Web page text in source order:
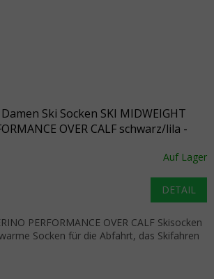
Damen Ski Socken SKI MIDWEIGHT
OVER CALF schwarz/lila -
Auf Lager
DETAIL
PERFORMANCE OVER CALF Skisocken
Socken für die Abfahrt, das Skifahren